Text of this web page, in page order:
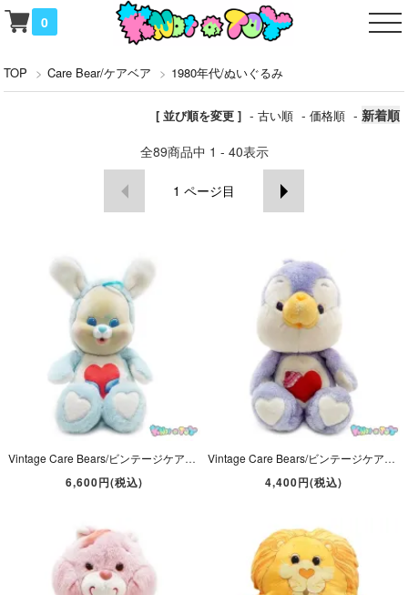
0
TOP > Care Bear/ケアベア > 1980年代/ぬいぐるみ
[ 並び順を変更 ] - 古い順 - 価格順 - 新着順
全89商品中 1 - 40表示
1 ページ目
Vintage Care Bears/ビンテージケアベア・ぬいぐるみ・Cousins/カズンズ・Cubs/カブズ・Swift Heart Rabbit/スウィフトハートラビット・ウサギ・1986年
6,600円(税込)
Vintage Care Bears/ビンテージケアベア・ぬいぐるみ・Cousins/カズンズ・Cozy Heart Penguin/コージーハートペンギン・13inch・1984年
4,400円(税込)